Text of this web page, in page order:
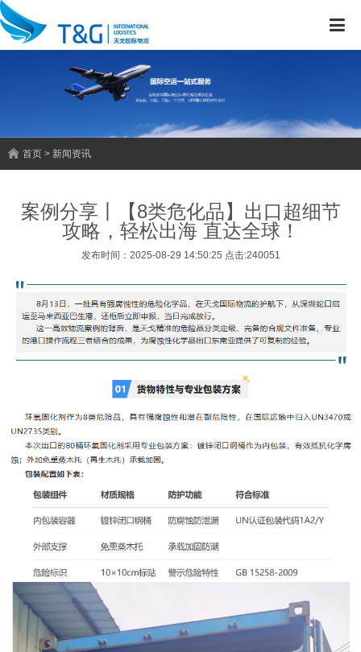
首页 > 新闻资讯
案例分享丨【8类危化品】出口超细节
攻略，轻松出海 直达全球！
发布时间：2025-08-29 14:50:25 点击:240051